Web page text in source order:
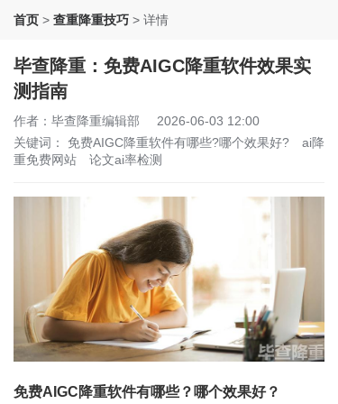
首页 > 查重降重技巧 > 详情
毕查降重：免费AIGC降重软件效果实
测指南
作者：毕查降重编辑部
2026-06-03 12:00
关键词： 免费AIGC降重软件有哪些?哪个效果好?
ai降
重免费网站
论文ai率检测
免费AIGC降重软件有哪些？哪个效果好？